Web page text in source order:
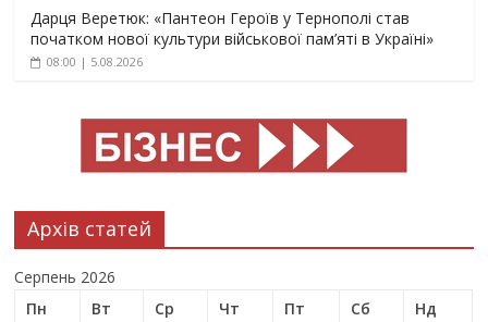
Дарця Веретюк: «Пантеон Героїв у Тернополі став
початком нової культури військової пам’яті в Україні»
08:00 | 5.08.2026
Архів статей
Серпень 2026
Пн
Вт Ср Чт Пт Сб
Нд